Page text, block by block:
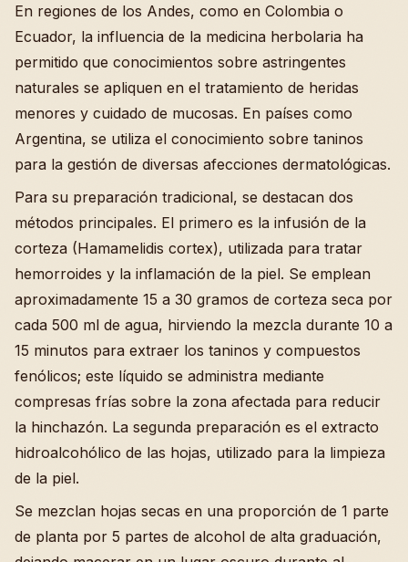
En regiones de los Andes, como en Colombia o
Ecuador, la influencia de la medicina herbolaria ha
permitido que conocimientos sobre astringentes
naturales se apliquen en el tratamiento de heridas
menores y cuidado de mucosas. En países como
Argentina, se utiliza el conocimiento sobre taninos
para la gestión de diversas afecciones dermatológicas.
Para su preparación tradicional, se destacan dos
métodos principales. El primero es la infusión de la
corteza (Hamamelidis cortex), utilizada para tratar
hemorroides y la inflamación de la piel. Se emplean
aproximadamente 15 a 30 gramos de corteza seca por
cada 500 ml de agua, hirviendo la mezcla durante 10 a
15 minutos para extraer los taninos y compuestos
fenólicos; este líquido se administra mediante
compresas frías sobre la zona afectada para reducir
la hinchazón. La segunda preparación es el extracto
hidroalcohólico de las hojas, utilizado para la limpieza
de la piel.
Se mezclan hojas secas en una proporción de 1 parte
de planta por 5 partes de alcohol de alta graduación,